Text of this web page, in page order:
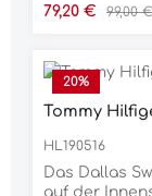
metallischem
Kordeln am
auf der
Baumwolle,
Verkaufspreis:
79,20 € 99,00 €
20%
Tommy
HL190516
Das Dallas
auf der